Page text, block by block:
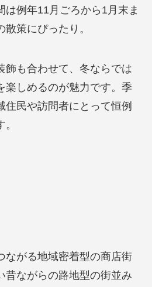
は例年11月ごろから1月末ま
策にぴったり。
飾も合わせて、冬ならでは
楽しめるのが魅力です。季
住民や訪問者にとって恒例
ながる地域密着型の商店街
昔ながらの路地型の街並み